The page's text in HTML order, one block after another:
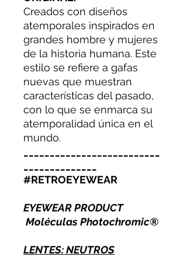
Creados con diseños
atemporales inspirados en
grandes hombre y mujeres
de la historia humana. Este
estilo se refiere a gafas
nuevas que muestran
características del pasado,
con lo que se enmarca su
atemporalidad única en el
mundo.
#RETROEYEWEAR
EYEWEAR PRODUCT
Moléculas Photochromic®
LENTES: NEUTROS